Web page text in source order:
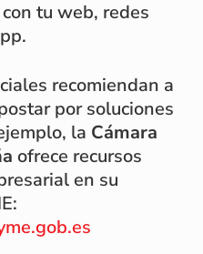
tu web, redes
recomiendan a
por soluciones
la Cámara
ofrece recursos
en su